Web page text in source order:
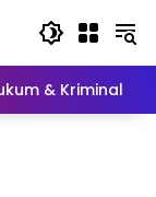
& Kriminal